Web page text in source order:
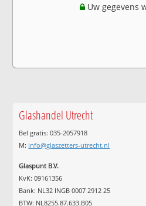
Uw gegevens
Glashandel Utrecht
Bel gratis: 035-2057918
M: info@glaszetters-utrecht.nl
Glaspunt B.V.
KvK: 09161356
Bank: NL32 INGB 0007 2912 25
BTW: NL8255.87.633.B05